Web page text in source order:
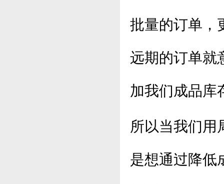
批量的订单，
远期的订单就
加我们成品库
所以当我们用
是想通过降低